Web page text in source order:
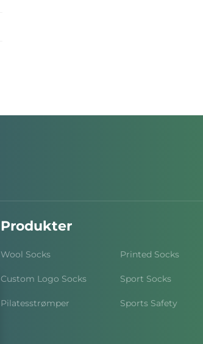
Produkter
Wool Socks Printed Socks
Custom Logo Socks Sport Socks
Pilatesstrømper Sports Safety